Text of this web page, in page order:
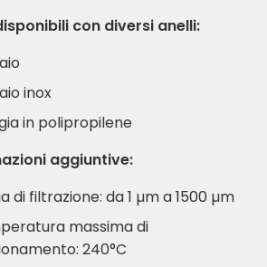
con diversi anelli:
inox
in polipropilene
aggiuntive:
di filtrazione: da 1 µm a 1500 µm
massima di
240°C